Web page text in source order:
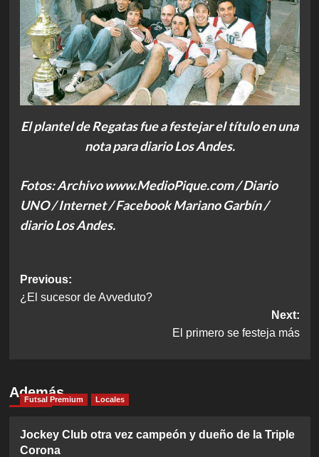
El plantel de Regatas fue a festejar el título en una
nota para diario Los Andes.
Fotos: Archivo www.MedioPique.com / Diario
UNO / Internet / Facebook Mariano Garbín /
diario Los Andes.
Post
navigation
Previous:
¿El sucesor de Avveduto?
Next:
El primero se festeja más
Además
Futsal Premium Locales
Jockey Club otra vez campeón y dueño de la Triple
Corona